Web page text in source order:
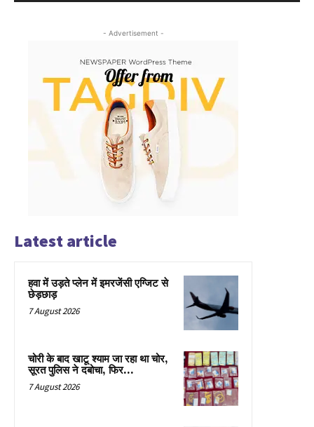
- Advertisement -
Latest article
हवा में उड़ते प्लेन में इमरजेंसी एग्जिट से
छेड़छाड़
7 August 2026
चोरी के बाद खाटू श्याम जा रहा था चोर,
सूरत पुलिस ने दबोचा, फिर…
7 August 2026